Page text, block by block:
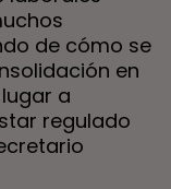
de cómo se
en
a
regulado